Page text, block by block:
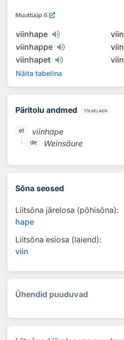
Muuttüüp 6
viinhape
viinhappe
viinhapet
Näita tabelina
Päritolu andmed tõlkelaen
et viinhape
de Weinsäure
Sõna seosed
Liitsõna järelosa (põhisõna):
hape
Liitsõna esiosa (laiend):
viin
Ühendid puuduvad